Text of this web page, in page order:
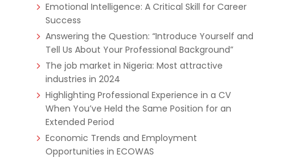
Emotional Intelligence: A Critical Skill for Career
Success
Answering the Question: “Introduce Yourself and
Tell Us About Your Professional Background”
The job market in Nigeria: Most attractive
industries in 2024
Highlighting Professional Experience in a CV
When You’ve Held the Same Position for an
Extended Period
Economic Trends and Employment
Opportunities in ECOWAS